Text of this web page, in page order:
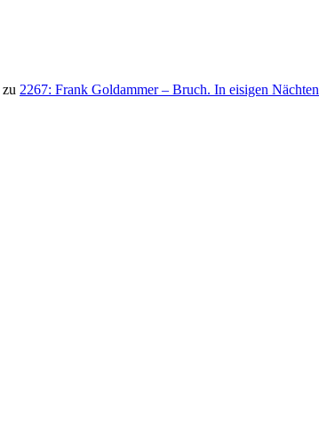
zu 2267: Frank Goldammer – Bruch. In eisigen Nächten